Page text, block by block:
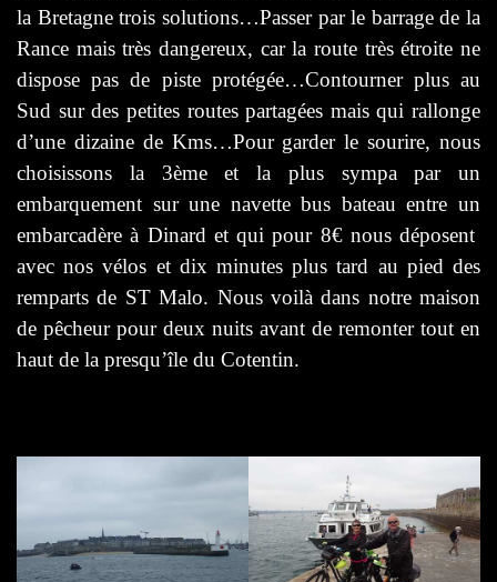
la Bretagne trois solutions…Passer par le barrage de la
Rance mais très dangereux, car la route très étroite ne
dispose pas de piste protégée…Contourner plus au
Sud sur des petites routes partagées mais qui rallonge
d’une dizaine de Kms…Pour garder le sourire, nous
choisissons la 3ème et la plus sympa par un
embarquement sur une navette bus bateau entre un
embarcadère à Dinard et qui pour 8€ nous déposent
avec nos vélos et dix minutes plus tard au pied des
remparts de ST Malo. Nous voilà dans notre maison
de pêcheur pour deux nuits avant de remonter tout en
haut de la presqu’île du Cotentin.